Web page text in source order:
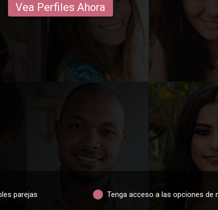
Vea Perfiles Ahora
parejas Tenga acceso a las opciones de